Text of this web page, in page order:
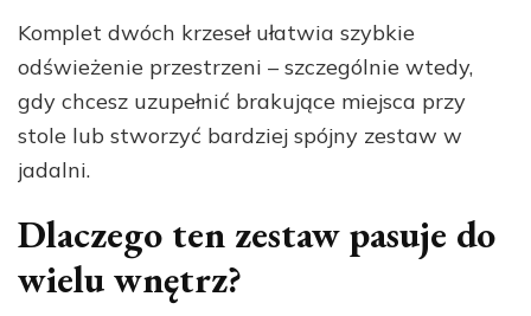
Komplet dwóch krzeseł ułatwia szybkie
odświeżenie przestrzeni – szczególnie wtedy,
gdy chcesz uzupełnić brakujące miejsca przy
stole lub stworzyć bardziej spójny zestaw w
jadalni.
Dlaczego ten zestaw pasuje do
wielu wnętrz?